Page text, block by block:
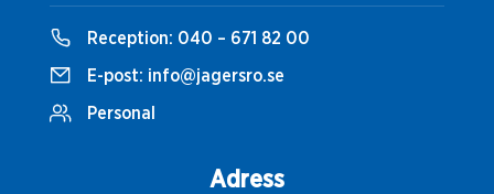
Reception: 040 – 671 82 00
E-post: info@jagersro.se
Personal
Adress